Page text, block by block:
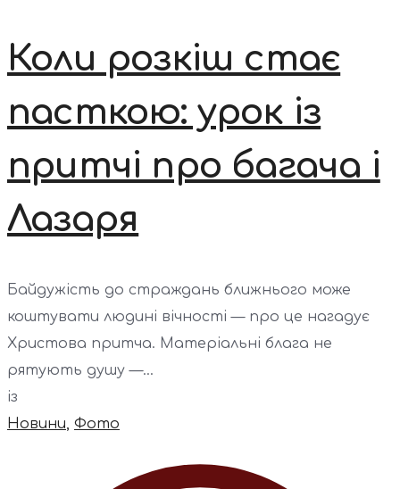
Коли розкіш стає
пасткою: урок із
притчі про багача і
Лазаря
Байдужість до страждань ближнього може
коштувати людині вічності — про це нагадує
Христова притча. Матеріальні блага не
рятують душу —...
із
Новини Фото